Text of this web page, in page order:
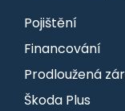
Pojištění
Financování
Prodloužená
Škoda Plus